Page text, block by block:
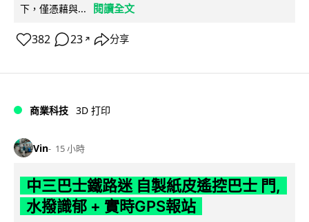
下，僅憑藉與...
閱讀全文
382 23 ↗ 分享
商業科技 3D 打印
Vin 15 小時
中三巴士鐵路迷 自製紙皮遙控巴士 門,
水撥識郁 + 實時GPS報站